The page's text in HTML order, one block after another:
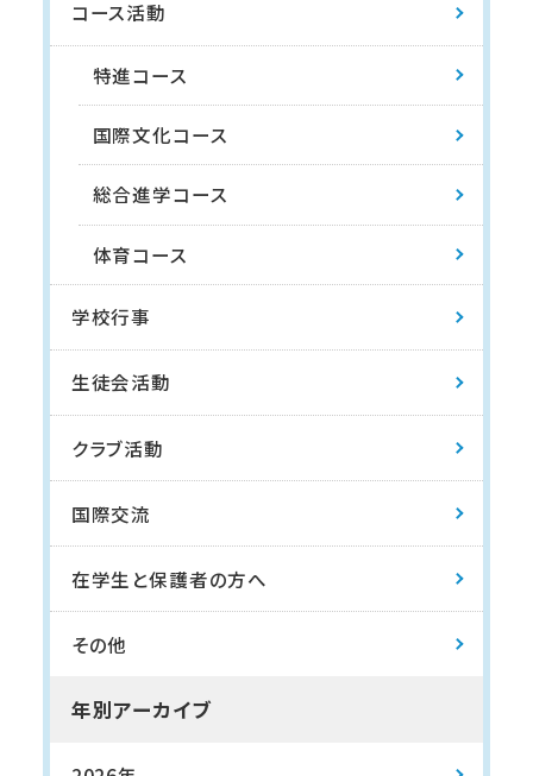
コース活動
特進コース
国際文化コース
総合進学コース
体育コース
学校行事
生徒会活動
クラブ活動
国際交流
在学生と保護者の方へ
その他
年別アーカイブ